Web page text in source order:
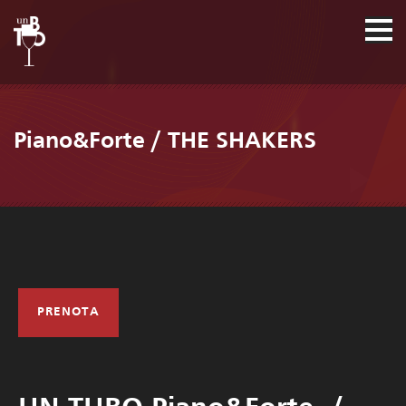
Piano&Forte / THE SHAKERS
PRENOTA